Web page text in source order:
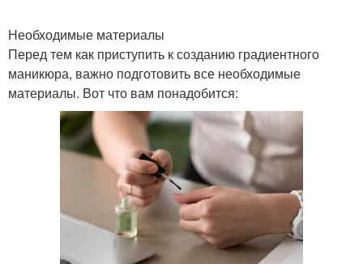
Необходимые материалы
Перед тем как приступить к созданию градиентного
маникюра, важно подготовить все необходимые
материалы. Вот что вам понадобится: